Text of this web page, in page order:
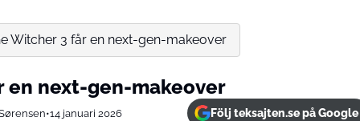
Witcher 3 får en next-gen-makeover
en next-gen-makeover
•14 januari 2026 Följ teksajten.se på Google